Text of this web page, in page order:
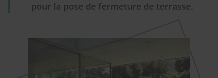
pour la pose de fermeture de terrasse.